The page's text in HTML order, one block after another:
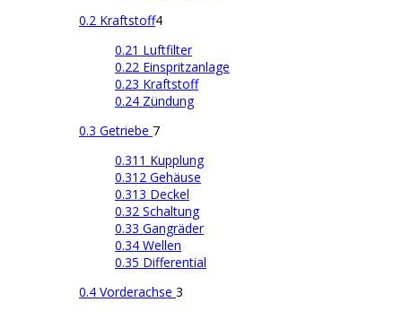
0.2 Kraftstoff4
0.21 Luftfilter
0.22 Einspritzanlage
0.23 Kraftstoff
0.24 Zündung
0.3 Getriebe 7
0.311 Kupplung
0.312 Gehäuse
0.313 Deckel
0.32 Schaltung
0.33 Gangräder
0.34 Wellen
0.35 Differential
0.4 Vorderachse 3